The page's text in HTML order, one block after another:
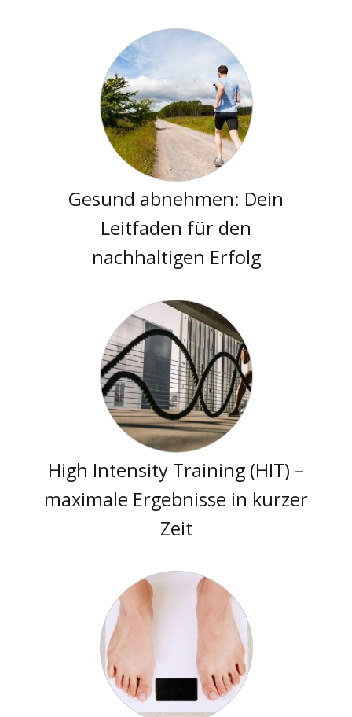
Gesund abnehmen: Dein
Leitfaden für den
nachhaltigen Erfolg
High Intensity Training (HIT) –
maximale Ergebnisse in kurzer
Zeit